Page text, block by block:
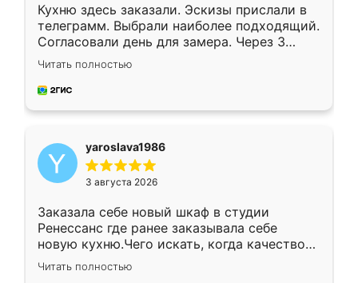
Кухню здесь заказали. Эскизы прислали в
телеграмм. Выбрали наиболее подходящий.
Согласовали день для замера. Через 3
недели кухня была уже готова. Остались
довольны работой. Спасибо Ренессанс
мебель за качественную работу!
Читать полностью
yaroslava1986
3 августа 2026
Заказала себе новый шкаф в студии
Ренессанс где ранее заказывала себе
новую кухню.Чего искать, когда качеством
вполне довольна. Служит кухня уже почти
два года, нареканий нет.
Читать полностью